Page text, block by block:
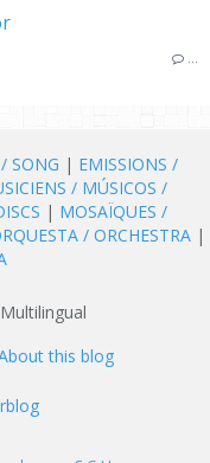
…
SONG | EMISSIONS /
/ MÚSICOS /
| MOSAÏQUES /
/ ORCHESTRA |
this blog